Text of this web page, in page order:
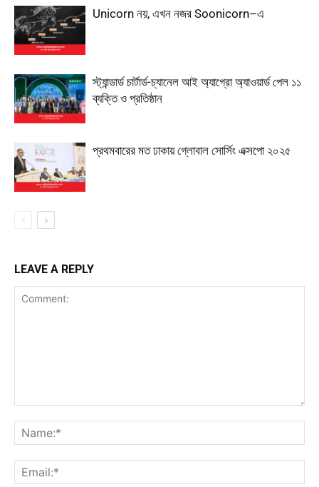
Unicorn নয়, এখন নজর Soonicorn–এ
স্ট্যান্ডার্ড চার্টার্ড-চ্যানেল আই অ্যাগ্রো অ্যাওয়ার্ড পেল ১১
ব্যক্তি ও প্রতিষ্ঠান
প্রথমবারের মত ঢাকায় গ্লোবাল সোর্সিং এক্সপো ২০২৫
LEAVE A REPLY